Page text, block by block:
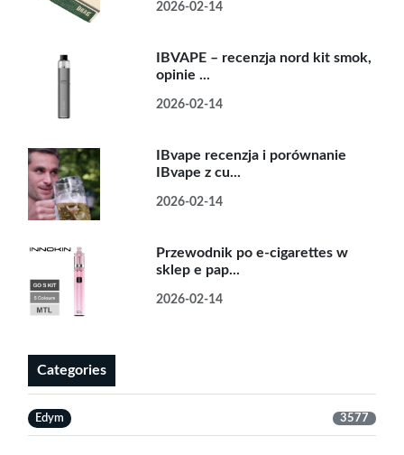
2026-02-14
IBVAPE – recenzja nord kit smok,
opinie ...
2026-02-14
IBvape recenzja i porównanie
IBvape z cu...
2026-02-14
Przewodnik po e-cigarettes w
sklep e pap...
2026-02-14
Categories
Edym 3577